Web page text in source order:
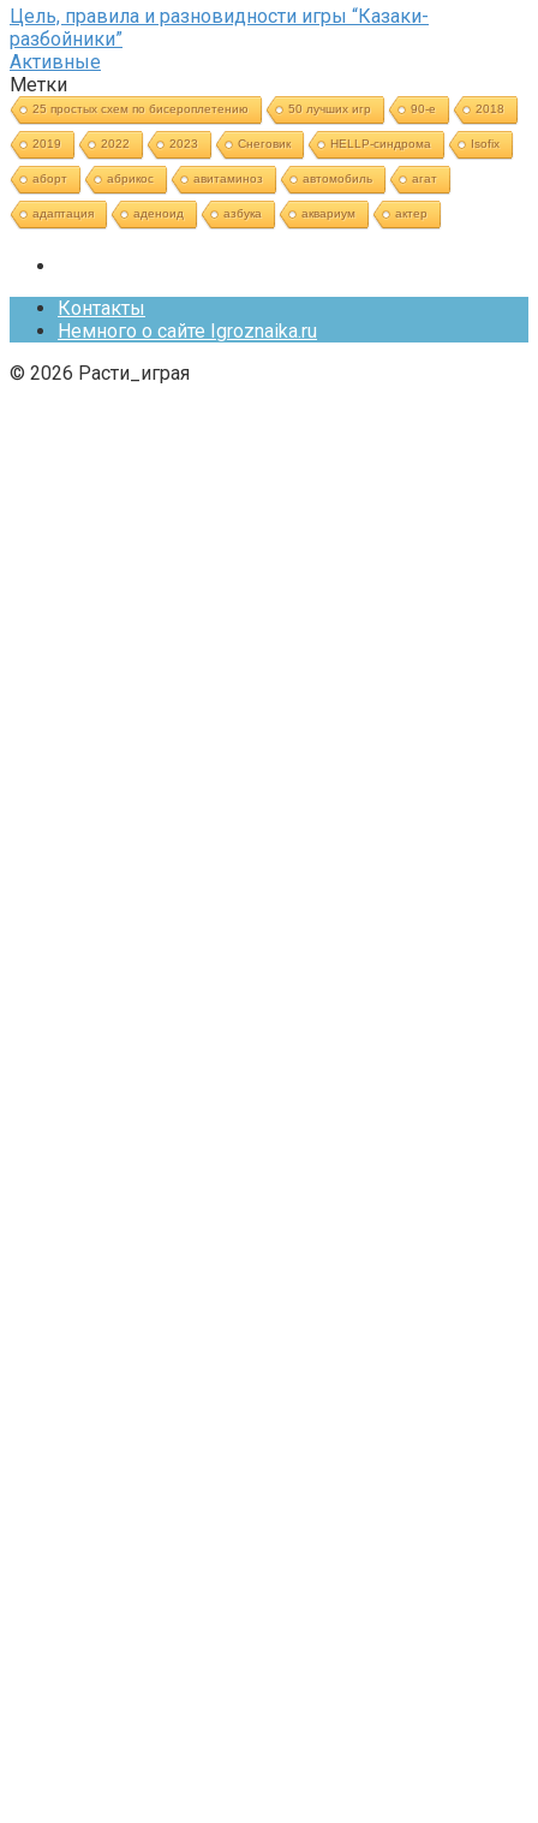
Цель, правила и разновидности игры “Казаки-
разбойники”
Активные
Метки
25 простых схем по бисероплетению 50 лучших игр 90-е 2018
2019 2022 2023 Cнеговик HELLP-синдрома Isofix
аборт абрикос авитаминоз автомобиль агат
адаптация аденоид азбука аквариум актер
Контакты
Немного о сайте Igroznaika.ru
© 2026 Расти_играя